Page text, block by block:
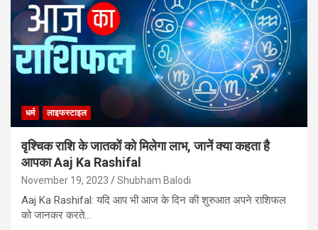
धर्म लाइफस्टाइल
वृश्चिक राशि के जातकों को मिलेगा लाभ, जानें क्या कहता है
आपका Aaj Ka Rashifal
November 19, 2023 Shubham Balodi
Aaj Ka Rashifal: यदि आप भी आज के दिन की शुरुआत अपने राशिफल
को जानकर करते…